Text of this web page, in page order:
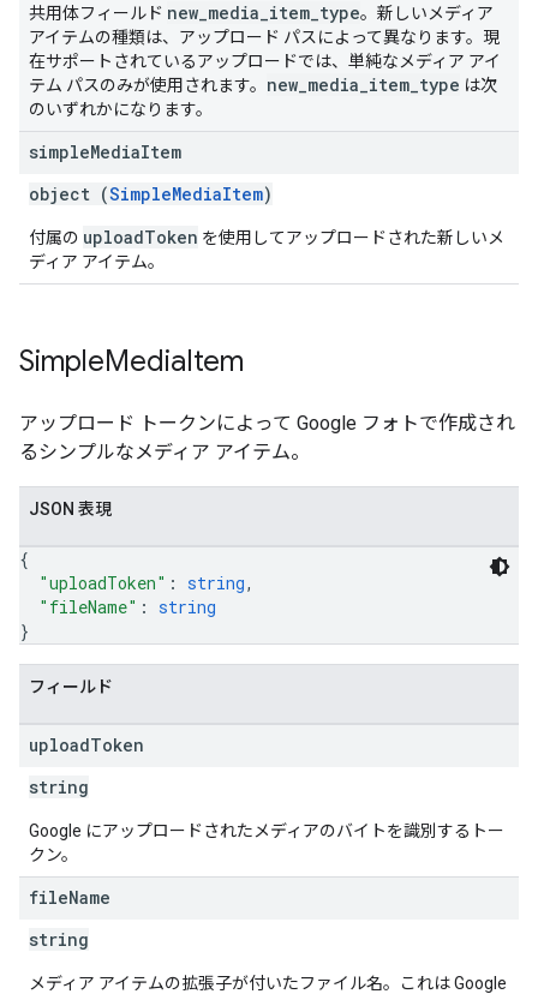
共用体フィールド new media item type。新しいメディア
アイテムの種類は、アップロード パスによって異なります。現
在サポートされているアップロードでは、単純なメディア アイ
テム パスのみが使用されます。 new media item type は次
のいずれかになります。
simpleMediaItem
object (SimpleMediaItem)
付属の uploadToken を使用してアップロードされた新しいメ
ディア アイテム。
SimpleMediaItem
アップロード トークンによって Google フォトで作成され
るシンプルなメディア アイテム。
JSON 表現
{
"uploadToken" : string,
"fileName" : string
}
フィールド
uploadToken
string
Google にアップロードされたメディアのバイトを識別するトー
クン。
fileName
string
メディア アイテムの拡張子が付いたファイル名。これは Google